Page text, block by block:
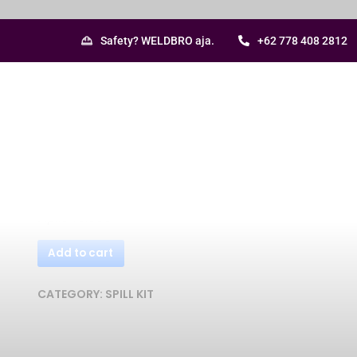
Safety? WELDBRO aja. +62 778 408 2812
Add to cart
CATEGORY: SPILL KIT